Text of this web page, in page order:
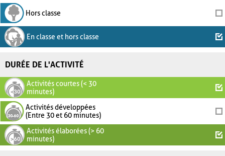
Hors classe
En classe et hors classe
DURÉE DE L'ACTIVITÉ
Activités courtes (< 30
minutes)
Activités développées
(Entre 30 et 60 minutes)
Activités élaborées (> 60
minutes)